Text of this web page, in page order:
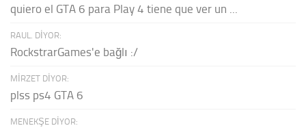
quiero el GTA 6 para Play 4 tiene que ver un ...
RAUL. DIYOR:
RockstrarGames'e bağlı :/
MIRZET DIYOR:
plss ps4 GTA 6
MENEKŞE DIYOR: